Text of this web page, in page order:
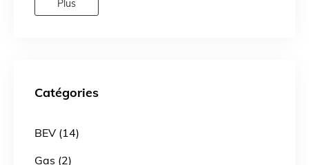
Plus
Catégories
BEV (14)
Gas (2)